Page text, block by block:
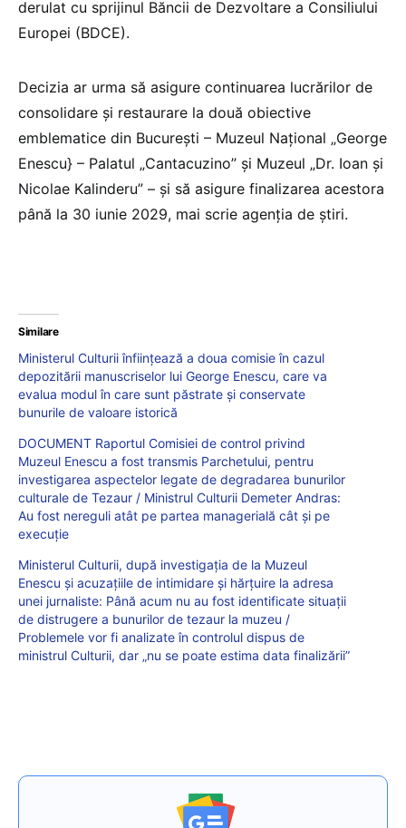
derulat cu sprijinul Băncii de Dezvoltare a Consiliului
Europei (BDCE).
Decizia ar urma să asigure continuarea lucrărilor de
consolidare și restaurare la două obiective
emblematice din București – Muzeul Național „George
Enescu} – Palatul „Cantacuzino” și Muzeul „Dr. Ioan și
Nicolae Kalinderu” – și să asigure finalizarea acestora
până la 30 iunie 2029, mai scrie agenția de știri.
Similare
Ministerul Culturii înființează a doua comisie în cazul
depozitării manuscriselor lui George Enescu, care va
evalua modul în care sunt păstrate și conservate
bunurile de valoare istorică
DOCUMENT Raportul Comisiei de control privind
Muzeul Enescu a fost transmis Parchetului, pentru
investigarea aspectelor legate de degradarea bunurilor
culturale de Tezaur / Ministrul Culturii Demeter Andras:
Au fost nereguli atât pe partea managerială cât și pe
execuție
Ministerul Culturii, după investigația de la Muzeul
Enescu și acuzațiile de intimidare și hărțuire la adresa
unei jurnaliste: Până acum nu au fost identificate situații
de distrugere a bunurilor de tezaur la muzeu /
Problemele vor fi analizate în controlul dispus de
ministrul Culturii, dar „nu se poate estima data finalizării”